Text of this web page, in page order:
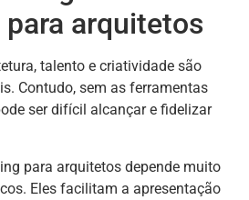
arquitetos
talento e criatividade são
Contudo, sem as ferramentas
ser difícil alcançar e fidelizar
para arquitetos depende muito
Eles facilitam a apresentação